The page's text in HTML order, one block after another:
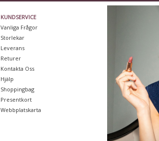
KUNDSERVICE
Vanliga Frågor
Storlekar
Leverans
Returer
Kontakta Oss
Hjälp
Shoppingbag
Presentkort
Webbplatskarta